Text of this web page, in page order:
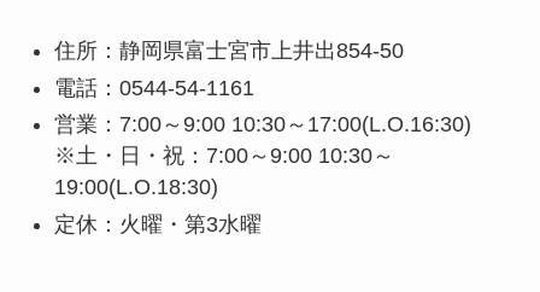
住所：静岡県富士宮市上井出854-50
電話：0544-54-1161
営業：7:00～9:00 10:30～17:00(L.O.16:30)
※土・日・祝：7:00～9:00 10:30～
19:00(L.O.18:30)
定休：火曜・第3水曜